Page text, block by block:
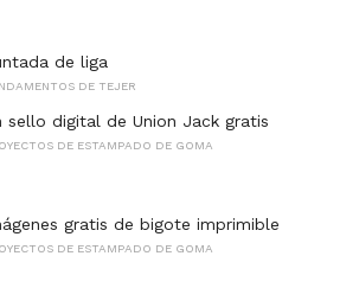
de liga
DE TEJER
sello digital de Union Jack gratis
DE ESTAMPADO DE GOMA
gratis de bigote imprimible
DE ESTAMPADO DE GOMA